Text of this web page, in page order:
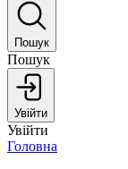
Пошук
Пошук
Увійти
Увійти
Головна